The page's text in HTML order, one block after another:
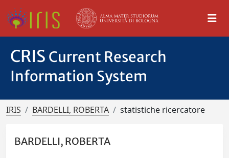
CRIS Current Research
Information System
IRIS BARDELLI, ROBERTA statistiche ricercatore
BARDELLI, ROBERTA